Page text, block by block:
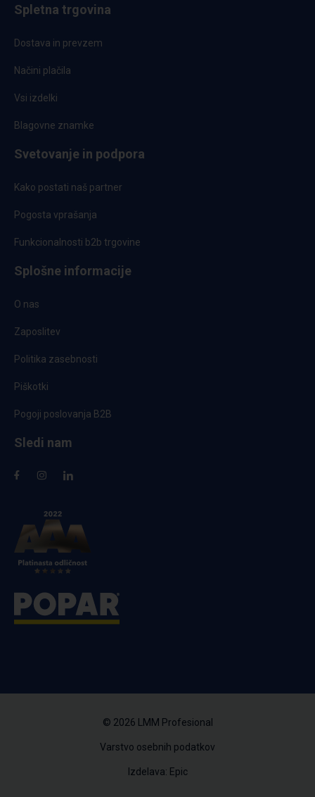
Spletna trgovina
Dostava in prevzem
Načini plačila
Vsi izdelki
Blagovne znamke
Svetovanje in podpora
Kako postati naš partner
Pogosta vprašanja
Funkcionalnosti b2b trgovine
Splošne informacije
O nas
Zaposlitev
Politika zasebnosti
Piškotki
Pogoji poslovanja B2B
Sledi nam
© 2026 LMM Profesional
Varstvo osebnih podatkov
Izdelava: Epic